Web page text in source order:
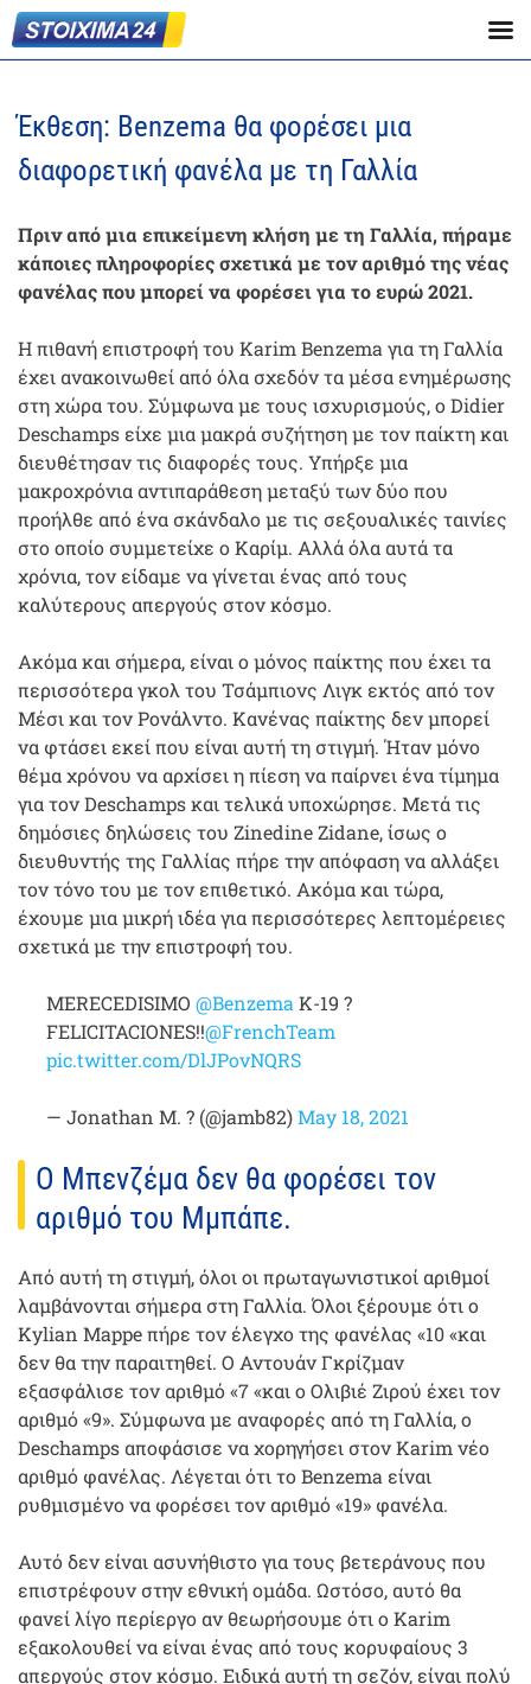
Έκθεση: Benzema θα φορέσει μια
διαφορετική φανέλα με τη Γαλλία
Πριν από μια επικείμενη κλήση με τη Γαλλία, πήραμε
κάποιες πληροφορίες σχετικά με τον αριθμό της νέας
φανέλας που μπορεί να φορέσει για το ευρώ 2021.
Η πιθανή επιστροφή του Karim Benzema για τη Γαλλία
έχει ανακοινωθεί από όλα σχεδόν τα μέσα ενημέρωσης
στη χώρα του. Σύμφωνα με τους ισχυρισμούς, ο Didier
Deschamps είχε μια μακρά συζήτηση με τον παίκτη και
διευθέτησαν τις διαφορές τους. Υπήρξε μια
μακροχρόνια αντιπαράθεση μεταξύ των δύο που
προήλθε από ένα σκάνδαλο με τις σεξουαλικές ταινίες
στο οποίο συμμετείχε ο Καρίμ. Αλλά όλα αυτά τα
χρόνια, τον είδαμε να γίνεται ένας από τους
καλύτερους απεργούς στον κόσμο.
Ακόμα και σήμερα, είναι ο μόνος παίκτης που έχει τα
περισσότερα γκολ του Τσάμπιονς Λιγκ εκτός από τον
Μέσι και τον Ρονάλντο. Κανένας παίκτης δεν μπορεί
να φτάσει εκεί που είναι αυτή τη στιγμή. Ήταν μόνο
θέμα χρόνου να αρχίσει η πίεση να παίρνει ένα τίμημα
για τον Deschamps και τελικά υποχώρησε. Μετά τις
δημόσιες δηλώσεις του Zinedine Zidane, ίσως ο
διευθυντής της Γαλλίας πήρε την απόφαση να αλλάξει
τον τόνο του με τον επιθετικό. Ακόμα και τώρα,
έχουμε μια μικρή ιδέα για περισσότερες λεπτομέρειες
σχετικά με την επιστροφή του.
MERECEDISIMO @Benzema K-19 ?
FELICITACIONES!!@FrenchTeam
pic.twitter.com/DlJPovNQRS
— Jonathan M. ? (@jamb82)May 18, 2021
Ο Μπενζέμα δεν θα φορέσει τον
αριθμό του Μμπάπε.
Από αυτή τη στιγμή, όλοι οι πρωταγωνιστικοί αριθμοί
λαμβάνονται σήμερα στη Γαλλία. Όλοι ξέρουμε ότι ο
Kylian Mappe πήρε τον έλεγχο της φανέλας «10 «και
δεν θα την παραιτηθεί. Ο Αντουάν Γκρίζμαν
εξασφάλισε τον αριθμό «7 «και ο Ολιβιέ Ζιρού έχει τον
αριθμό «9». Σύμφωνα με αναφορές από τη Γαλλία, ο
Deschamps αποφάσισε να χορηγήσει στον Karim νέο
αριθμό φανέλας. Λέγεται ότι το Benzema είναι
ρυθμισμένο να φορέσει τον αριθμό «19» φανέλα.
Αυτό δεν είναι ασυνήθιστο για τους βετεράνους που
επιστρέφουν στην εθνική ομάδα. Ωστόσο, αυτό θα
φανεί λίγο περίεργο αν θεωρήσουμε ότι ο Karim
εξακολουθεί να είναι ένας από τους κορυφαίους 3
απεργούς στον κόσμο. Ειδικά αυτή τη σεζόν, είναι πολύ